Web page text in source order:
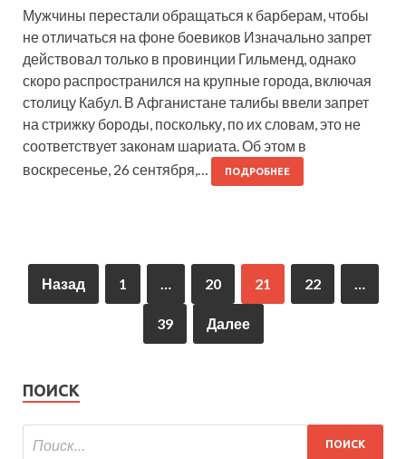
Мужчины перестали обращаться к барберам, чтобы
не отличаться на фоне боевиков Изначально запрет
действовал только в провинции Гильменд, однако
скоро распространился на крупные города, включая
столицу Кабул. В Афганистане талибы ввели запрет
на стрижку бороды, поскольку, по их словам, это не
соответствует законам шариата. Об этом в
воскресенье, 26 сентября,…
ПОДРОБНЕЕ
Назад 1 … 20 21 22 …
39 Далее
ПОИСК